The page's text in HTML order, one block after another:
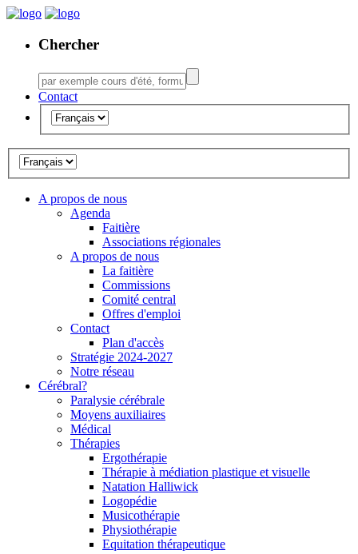
Chercher
Contact
A propos de nous
Agenda
Faitière
Associations régionales
A propos de nous
La faitière
Commissions
Comité central
Offres d'emploi
Contact
Plan d'accès
Stratégie 2024-2027
Notre réseau
Cérébral?
Paralysie cérébrale
Moyens auxiliaires
Médical
Thérapies
Ergothérapie
Thérapie à médiation plastique et visuelle
Natation Halliwick
Logopédie
Musicothérapie
Physiothérapie
Equitation thérapeutique